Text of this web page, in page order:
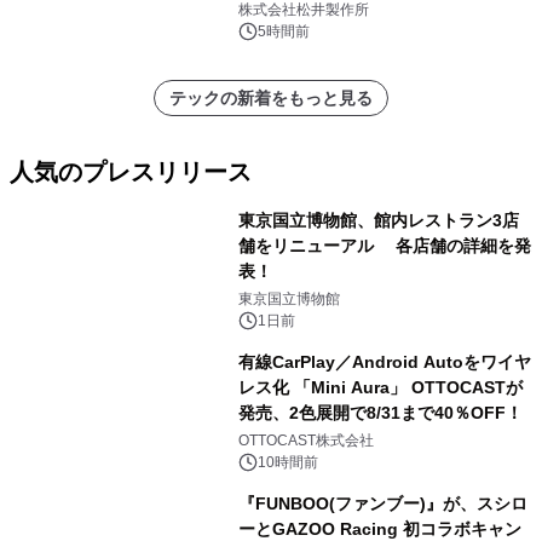
株式会社松井製作所
5時間前
テックの新着をもっと見る
人気のプレスリリース
東京国立博物館、館内レストラン3店
舗をリニューアル 各店舗の詳細を発
表！
東京国立博物館
1日前
有線CarPlay／Android Autoをワイヤ
レス化 「Mini Aura」 OTTOCASTが
発売、2色展開で8/31まで40％OFF！
OTTOCAST株式会社
10時間前
『FUNBOO(ファンブー)』が、スシロ
ーとGAZOO Racing 初コラボキャン